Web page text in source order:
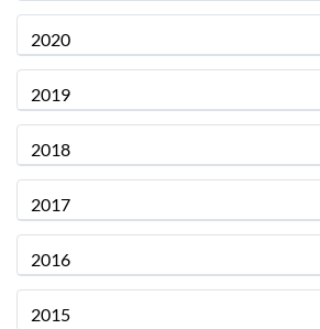
2020
2019
2018
2017
2016
2015